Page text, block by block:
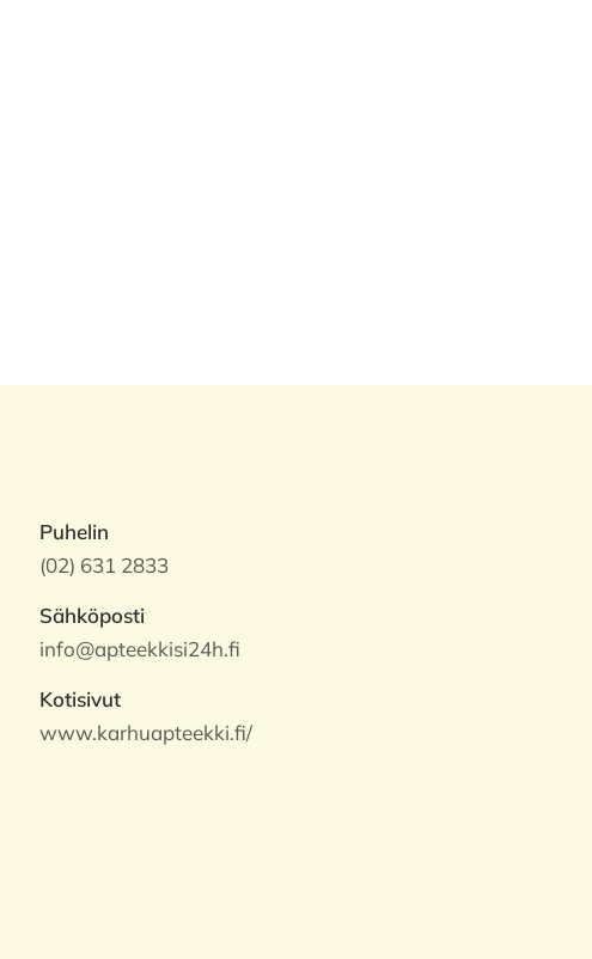
Puhelin
(02) 631 2833
Sähköposti
info@apteekkisi24h.fi
Kotisivut
www.karhuapteekki.fi/